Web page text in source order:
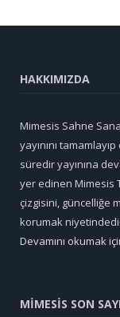
HAKKIMIZDA
Mimesis Sahne
yayınını
süredir yayınına
yer edinen Mimesis
çizgisini, güncelliğe
korumak
Devamını okumak
MİMESİS SON SAYI